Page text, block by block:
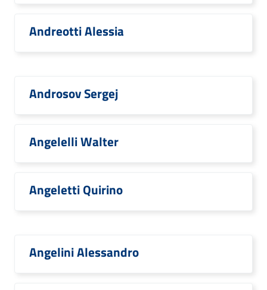
Andreotti Alessia
Androsov Sergej
Angelelli Walter
Angeletti Quirino
Angelini Alessandro